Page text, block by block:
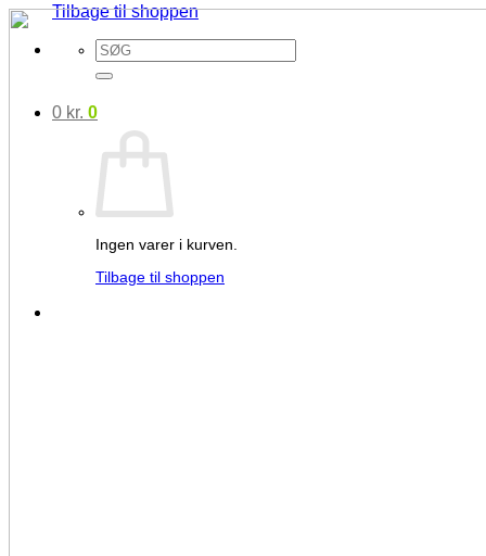
Tilbage til shoppen
Søg
efter:
0 kr. 0
Ingen varer i kurven.
Tilbage til shoppen